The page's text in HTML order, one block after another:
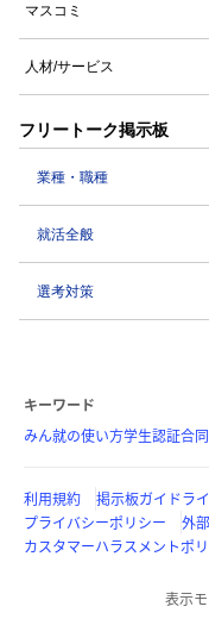
マスコミ
人材/サービス
フリートーク掲示板
業種・職種
就活全般
選考対策
キーワード
みん就の使い方学生認証合
利用規約 掲示板ガイドラ
プライバシーポリシー
外
カスタマーハラスメントポ
表示